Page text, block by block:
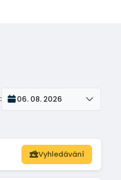
: 06. 08. 2026
Vyhledávání